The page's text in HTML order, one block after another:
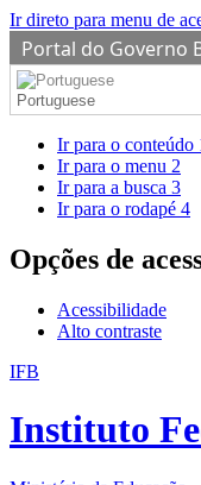
Ir direto para menu de
Portal do Governo
Portuguese
Ir para o conteúdo
Ir para o menu 2
Ir para a busca 3
Ir para o rodapé 4
Opções de
Acessibilidade
Alto contraste
IFB
Instituto